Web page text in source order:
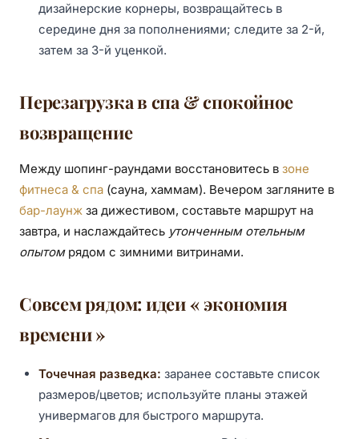
дизайнерские корнеры, возвращайтесь в
середине дня за пополнениями; следите за 2-й,
затем за 3-й уценкой.
Перезагрузка в спа & спокойное
возвращение
Между шопинг-раундами восстановитесь в зоне
фитнеса & спа (сауна, хаммам). Вечером загляните в
бар-лаунж за дижестивом, составьте маршрут на
завтра, и наслаждайтесь утонченным отельным
опытомрядом с зимними витринами.
Совсем рядом: идеи « экономия
времени »
Точечная разведка: заранее составьте список
размеров/цветов; используйте планы этажей
универмагов для быстрого маршрута.